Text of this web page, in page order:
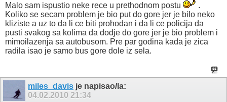
Malo sam ispustio neke rece u prethodnom postu
.
Koliko se secam problem je bio put do gore jer je bilo neko
kliziste a uz to da li ce biti prohodan i da li ce policija da
pusti svakog sa kolima da dodje do gore jer je bio problem i
mimoilazenja sa autobusom. Pre par godina kada je zica
radila isao je samo bus gore dole iz sela.
miles_davis je napisao/la:
04.02.2010 21:34